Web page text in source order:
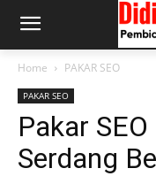
Home PAKAR SEO
PAKAR SEO
Pakar
Serdang